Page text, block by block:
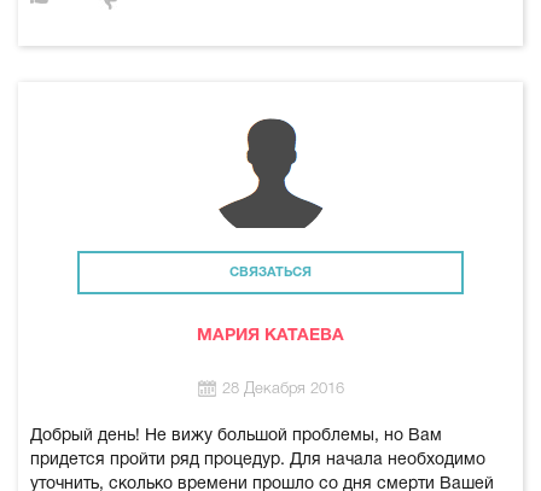
СВЯЗАТЬСЯ
МАРИЯ КАТАЕВА
28 Декабря 2016
Добрый день! Не вижу большой проблемы, но Вам
придется пройти ряд процедур. Для начала необходимо
уточнить, сколько времени прошло со дня смерти Вашей